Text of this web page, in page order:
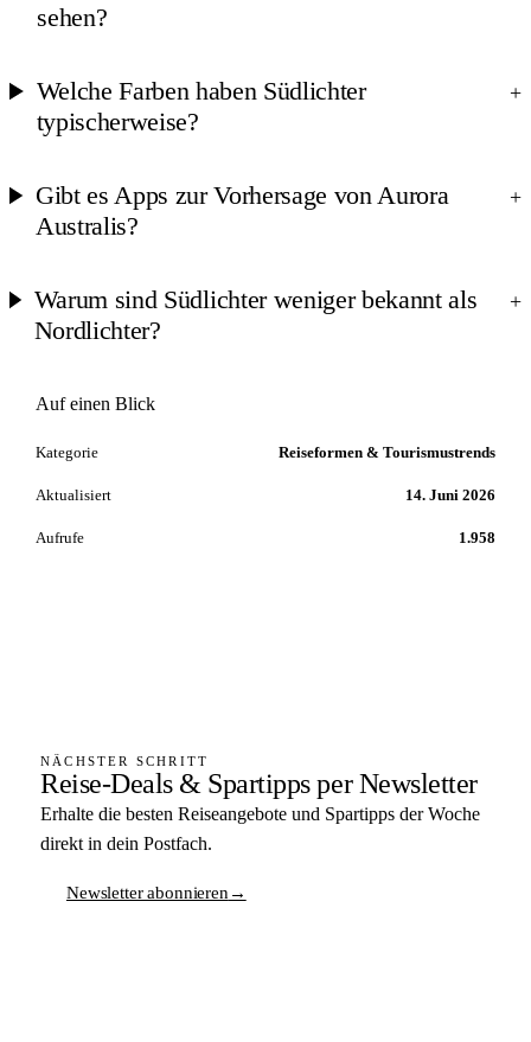
sehen?
Welche Farben haben Südlichter
typischerweise?
+
Gibt es Apps zur Vorhersage von Aurora
Australis?
+
Warum sind Südlichter weniger bekannt als
Nordlichter?
+
Auf einen Blick
Kategorie Reiseformen & Tourismustrends
Aktualisiert 14. Juni 2026
Aufrufe 1.958
NÄCHSTER SCHRITT
Reise-Deals & Spartipps per Newsletter
Erhalte die besten Reiseangebote und Spartipps der Woche
direkt in dein Postfach.
Newsletter abonnieren→